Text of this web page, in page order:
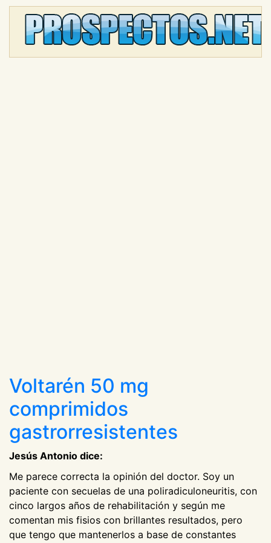
Voltarén 50 mg
comprimidos
gastrorresistentes
Jesús Antonio dice:
Me parece correcta la opinión del doctor. Soy un
paciente con secuelas de una poliradiculoneuritis, con
cinco largos años de rehabilitación y según me
comentan mis fisios con brillantes resultados, pero
que tengo que mantenerlos a base de constantes